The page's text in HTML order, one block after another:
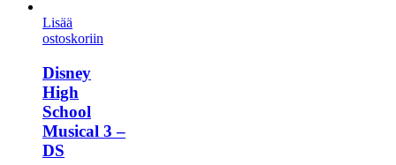
Lisää
ostoskoriin
Disney
High
School
Musical 3 –
DS